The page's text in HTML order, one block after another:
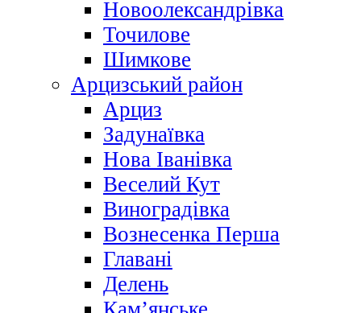
Новоолександрівка
Точилове
Шимкове
Арцизський район
Арциз
Задунаївка
Нова Іванівка
Веселий Кут
Виноградівка
Вознесенка Перша
Главані
Делень